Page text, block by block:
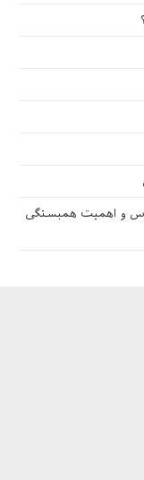
و اهمیت همبستگی